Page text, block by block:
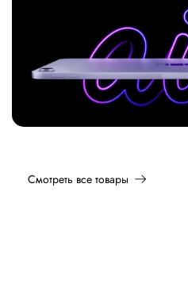
Смотреть все товары